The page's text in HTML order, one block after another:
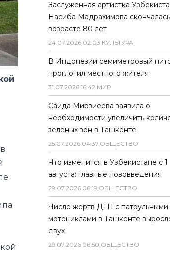
Заслуженная артистка
Насиба Мадрахимова
возрасте 80 лет
24.07.2026 02:03,КУЛЬТУРА
В Индонезии семиметровый
проглотил местного жителя
31.07.2026 16:42,МИР
Саида Мирзиёева заявила о
необходимости увеличить
зелёных зон в Ташкенте
25.07.2026 04:37,ОБЩЕСТВО
Что изменится в Узбекистане с 1
августа: главные нововведения
29.07.2026 06:19,ОБЩЕСТВО
Число жертв ДТП с патрульными
мотоциклами в Ташкенте
двух
29.07.2026 06:50,ОБЩЕСТВО